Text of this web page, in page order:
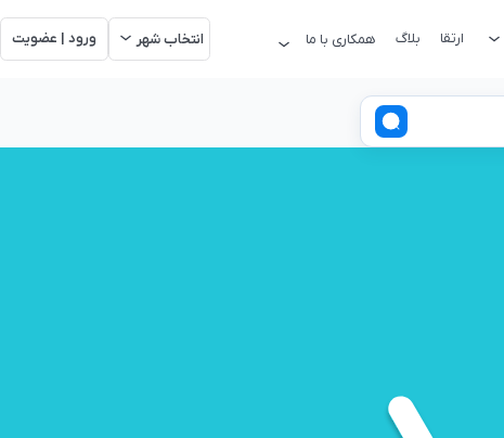
ارتقا بلاگ همکاری با ما انتخاب شهر ورود | عضویت